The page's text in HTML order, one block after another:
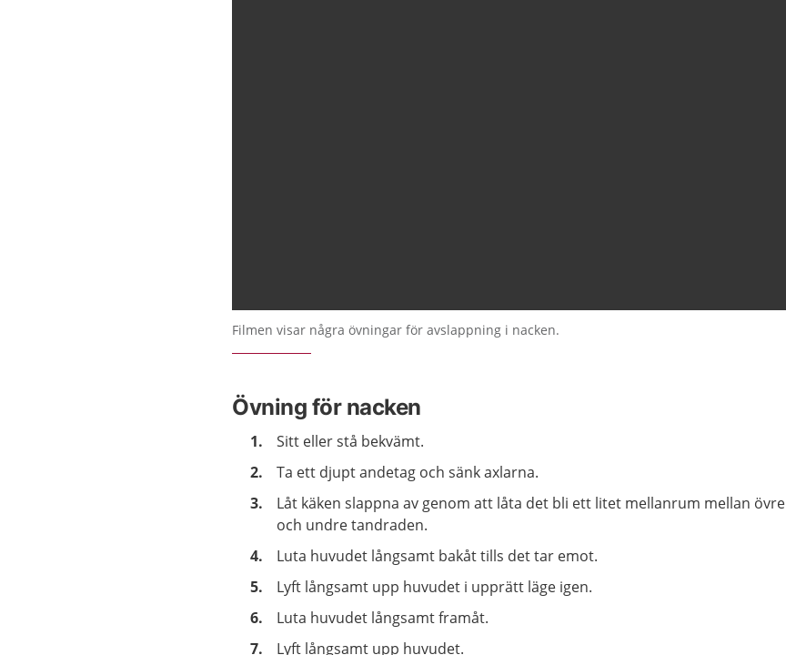
Filmen visar några övningar för avslappning i nacken.
Övning för nacken
Sitt eller stå bekvämt.
Ta ett djupt andetag och sänk axlarna.
Låt käken slappna av genom att låta det bli ett litet mellanrum mellan övre
och undre tandraden.
Luta huvudet långsamt bakåt tills det tar emot.
Lyft långsamt upp huvudet i upprätt läge igen.
Luta huvudet långsamt framåt.
Lyft långsamt upp huvudet.